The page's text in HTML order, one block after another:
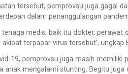
tersebut, pemprovsu juga gagal
dalam penanggulangan
medis, baik itu dokter,
terpapar virus tersebut’, ungkap
19, pemprovsu juga masih
anak mengalami stunting. Begitu